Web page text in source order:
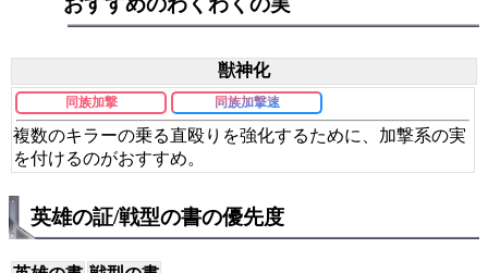
獣神化
同族加撃 同族加撃速
複数のキラーの乗る直殴りを強化するために、加撃系の実
を付けるのがおすすめ。
英雄の証/戦型の書の優先度